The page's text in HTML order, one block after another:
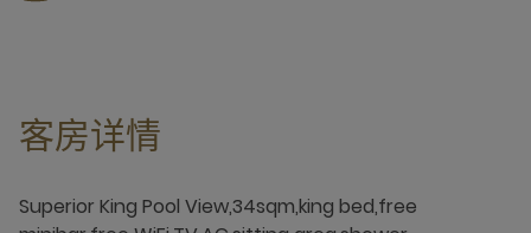
客房详情
Superior King Pool View,34sqm,king bed,free